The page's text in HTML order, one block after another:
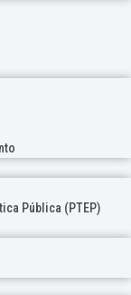
Pública (PTEP)